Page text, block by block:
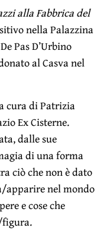
alla Fabbrica del
nella Palazzina
Pas D’Urbino
al Casva nel
cura di Patrizia
Ex Cisterne.
dalle sue
di una forma
ciò che non è dato
apparire nel mondo
e cose che
figura.